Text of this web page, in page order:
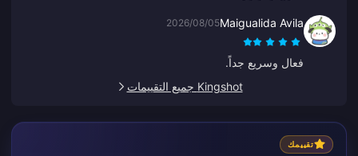
Maigualida Avila
2026/08/05
فعال وسريع جداً.
Kingshot جميع التقييمات
تقييمك